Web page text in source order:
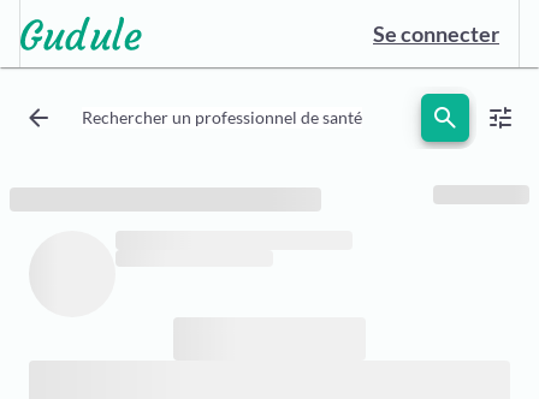
Se connecter
arrow_back Rechercher un professionnel de santé search tune